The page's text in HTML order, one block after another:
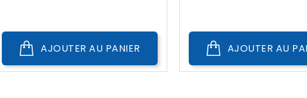
AJOUTER AU PANIER AJOUTER AU